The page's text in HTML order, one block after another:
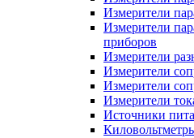
Измерители
Измерители
приборов
Измерители
Измерители
Измерители
Измерители
Источники